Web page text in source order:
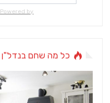
Powered by
כל מה שחם בנדל"ן